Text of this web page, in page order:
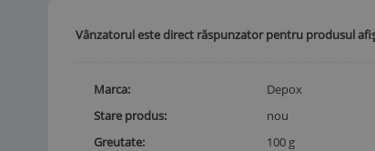
Vânzatorul este direct răspunzator pentru produsul
Marca Depox
Stare produs
nou
Greutate
100 g